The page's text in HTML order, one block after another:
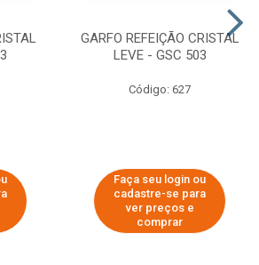
GARFO REFEIÇÃO CRISTAL
LEVE - GSC 503
Código: 627
Faça seu login ou
cadastre-se para
ver preços e
comprar